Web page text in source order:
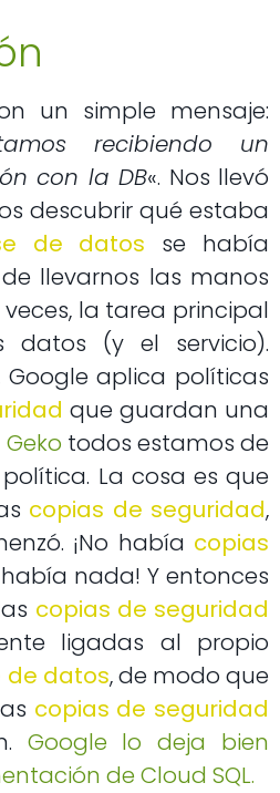
un simple mensaje:
recibiendo un
con la DB«. Nos llevó
descubrir qué estaba
de datos se había
llevarnos las manos
la tarea principal
datos (y el servicio).
aplica políticas
que guardan una
Geko todos estamos de
La cosa es que
copias de seguridad,
¡No había copias
había nada! Y entonces
copias de seguridad
ligadas al propio
de datos, de modo que
copias de seguridad
Google lo deja bien
de Cloud SQL.